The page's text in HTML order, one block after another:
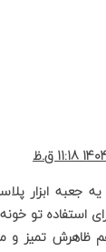
پلاستیکی
تو خونه.
تمیز و مرتبه.